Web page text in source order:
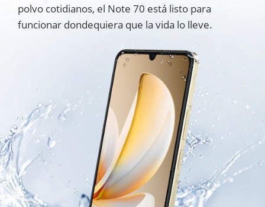
polvo cotidianos, el Note 70 está listo para
funcionar dondequiera que la vida lo lleve.